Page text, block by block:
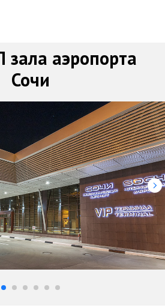
аэропорта
Сочи